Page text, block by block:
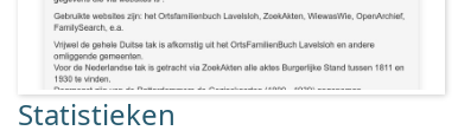
Statistieken